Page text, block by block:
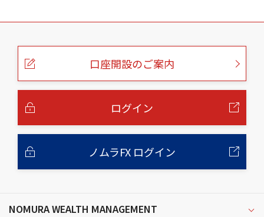
こ
口座開設のご案内
ログイン
ノムラFX ログイン
NOMURA WEALTH MANAGEMENT